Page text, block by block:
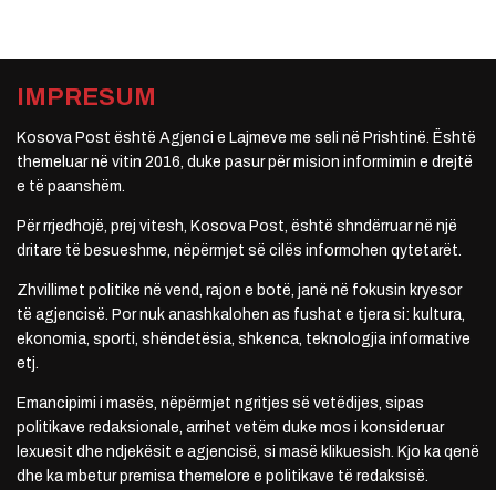
IMPRESUM
Kosova Post është Agjenci e Lajmeve me seli në Prishtinë. Është
themeluar në vitin 2016, duke pasur për mision informimin e drejtë
e të paanshëm.
Për rrjedhojë, prej vitesh, Kosova Post, është shndërruar në një
dritare të besueshme, nëpërmjet së cilës informohen qytetarët.
Zhvillimet politike në vend, rajon e botë, janë në fokusin kryesor
të agjencisë. Por nuk anashkalohen as fushat e tjera si: kultura,
ekonomia, sporti, shëndetësia, shkenca, teknologjia informative
etj.
Emancipimi i masës, nëpërmjet ngritjes së vetëdijes, sipas
politikave redaksionale, arrihet vetëm duke mos i konsideruar
lexuesit dhe ndjekësit e agjencisë, si masë klikuesish. Kjo ka qenë
dhe ka mbetur premisa themelore e politikave të redaksisë.